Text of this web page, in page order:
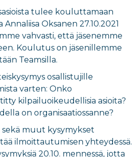
tulee kouluttamaan
Oksanen 27.10.2021
vahvasti, että jäsenemme
Koulutus on jäsenillemme
Teamsilla.
osallistujille
varten: Onko
kilpailuoikeudellisia asioita?
on organisaatiossanne?
muut kysymykset
ilmoittautumisen yhteydessä.
20.10. mennessä, jotta